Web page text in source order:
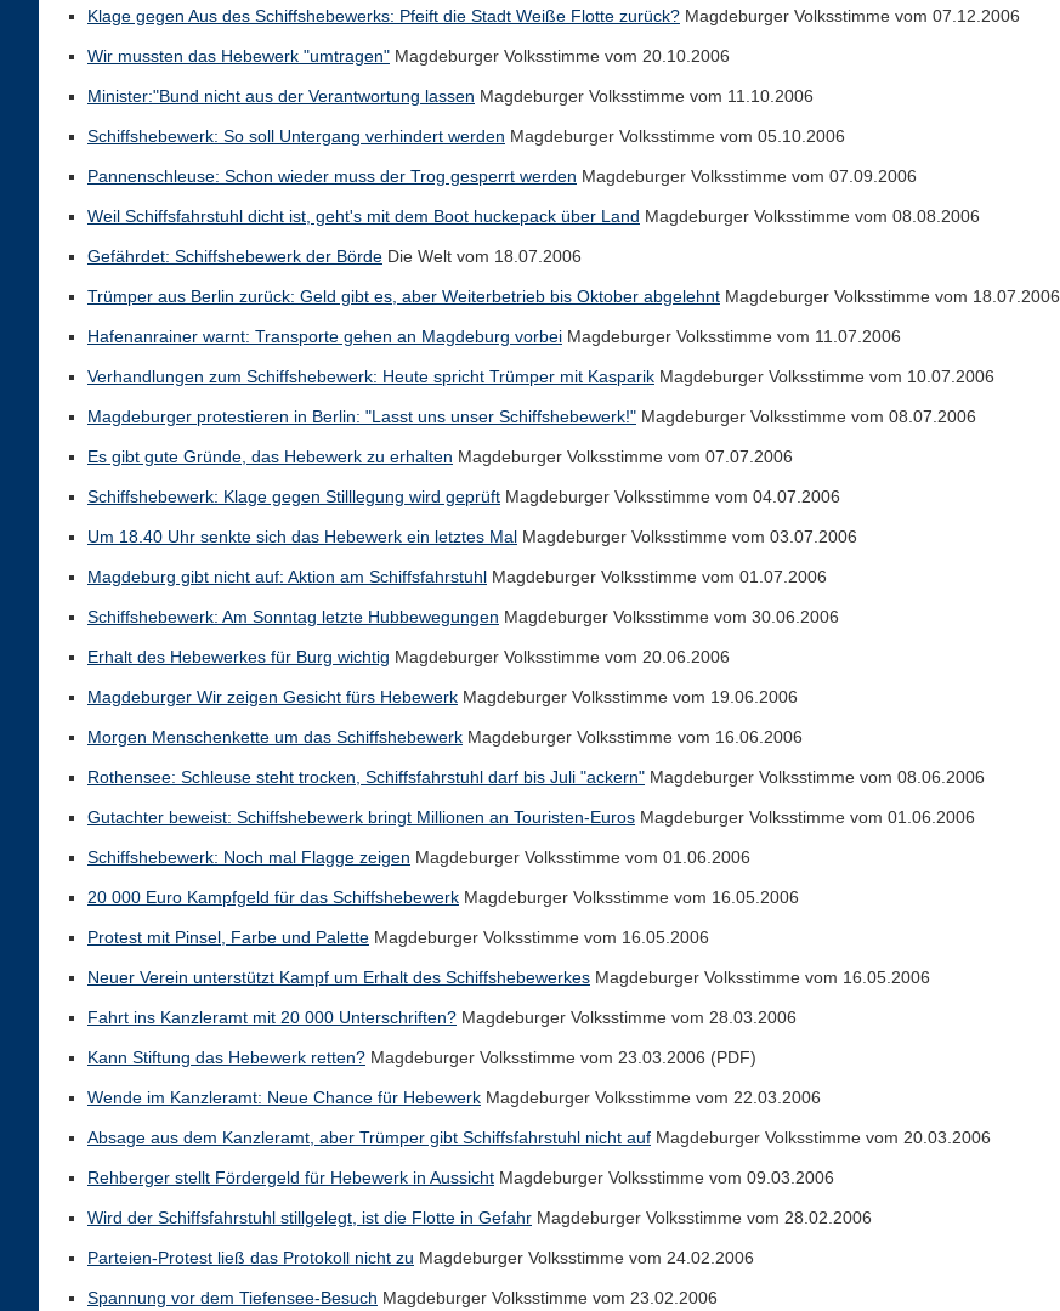
Klage gegen Aus des Schiffshebewerks: Pfeift die Stadt Weiße Flotte zurück? Magdeburger Volksstimme vom 07.12.2006
Wir mussten das Hebewerk "umtragen" Magdeburger Volksstimme vom 20.10.2006
Minister:"Bund nicht aus der Verantwortung lassen Magdeburger Volksstimme vom 11.10.2006
Schiffshebewerk: So soll Untergang verhindert werden Magdeburger Volksstimme vom 05.10.2006
Pannenschleuse: Schon wieder muss der Trog gesperrt werden Magdeburger Volksstimme vom 07.09.2006
Weil Schiffsfahrstuhl dicht ist, geht's mit dem Boot huckepack über Land Magdeburger Volksstimme vom 08.08.2006
Gefährdet: Schiffshebewerk der Börde Die Welt vom 18.07.2006
Trümper aus Berlin zurück: Geld gibt es, aber Weiterbetrieb bis Oktober abgelehnt Magdeburger Volksstimme vom 18.07.2006
Hafenanrainer warnt: Transporte gehen an Magdeburg vorbei Magdeburger Volksstimme vom 11.07.2006
Verhandlungen zum Schiffshebewerk: Heute spricht Trümper mit Kasparik Magdeburger Volksstimme vom 10.07.2006
Magdeburger protestieren in Berlin: "Lasst uns unser Schiffshebewerk!" Magdeburger Volksstimme vom 08.07.2006
Es gibt gute Gründe, das Hebewerk zu erhalten Magdeburger Volksstimme vom 07.07.2006
Schiffshebewerk: Klage gegen Stilllegung wird geprüft Magdeburger Volksstimme vom 04.07.2006
Um 18.40 Uhr senkte sich das Hebewerk ein letztes Mal Magdeburger Volksstimme vom 03.07.2006
Magdeburg gibt nicht auf: Aktion am Schiffsfahrstuhl Magdeburger Volksstimme vom 01.07.2006
Schiffshebewerk: Am Sonntag letzte Hubbewegungen Magdeburger Volksstimme vom 30.06.2006
Erhalt des Hebewerkes für Burg wichtig Magdeburger Volksstimme vom 20.06.2006
Magdeburger Wir zeigen Gesicht fürs Hebewerk Magdeburger Volksstimme vom 19.06.2006
Morgen Menschenkette um das Schiffshebewerk Magdeburger Volksstimme vom 16.06.2006
Rothensee: Schleuse steht trocken, Schiffsfahrstuhl darf bis Juli "ackern" Magdeburger Volksstimme vom 08.06.2006
Gutachter beweist: Schiffshebewerk bringt Millionen an Touristen-Euros Magdeburger Volksstimme vom 01.06.2006
Schiffshebewerk: Noch mal Flagge zeigen Magdeburger Volksstimme vom 01.06.2006
20 000 Euro Kampfgeld für das Schiffshebewerk Magdeburger Volksstimme vom 16.05.2006
Protest mit Pinsel, Farbe und Palette Magdeburger Volksstimme vom 16.05.2006
Neuer Verein unterstützt Kampf um Erhalt des Schiffshebewerkes Magdeburger Volksstimme vom 16.05.2006
Fahrt ins Kanzleramt mit 20 000 Unterschriften? Magdeburger Volksstimme vom 28.03.2006
Kann Stiftung das Hebewerk retten? Magdeburger Volksstimme vom 23.03.2006 (PDF)
Wende im Kanzleramt: Neue Chance für Hebewerk Magdeburger Volksstimme vom 22.03.2006
Absage aus dem Kanzleramt, aber Trümper gibt Schiffsfahrstuhl nicht auf Magdeburger Volksstimme vom 20.03.2006
Rehberger stellt Fördergeld für Hebewerk in Aussicht Magdeburger Volksstimme vom 09.03.2006
Wird der Schiffsfahrstuhl stillgelegt, ist die Flotte in Gefahr Magdeburger Volksstimme vom 28.02.2006
Parteien-Protest ließ das Protokoll nicht zu Magdeburger Volksstimme vom 24.02.2006
Spannung vor dem Tiefensee-Besuch Magdeburger Volksstimme vom 23.02.2006